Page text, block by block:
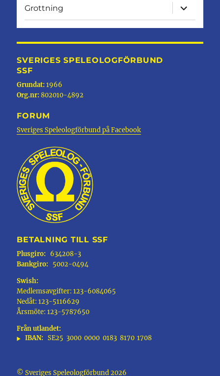
Grottning
expandera
SVERIGES SPELEOLOGFÖRBUND
SSF
Grundat:1966
Org.nr:802010-4892
FORUM
Sveriges Speleologförbund på Facebook
BETALNING TILL SSF
Plusgiro: 634208-3
Bankgiro: 5002-0494
Swish:
Medlemsavgifter: 123-6084065
Nedåt: 123-5116629
Årsmöte: 123-5787650
Från utlandet:
IBAN: SE25 3000 0000 0183 8170 1708
© Sveriges Speleologförbund 2026